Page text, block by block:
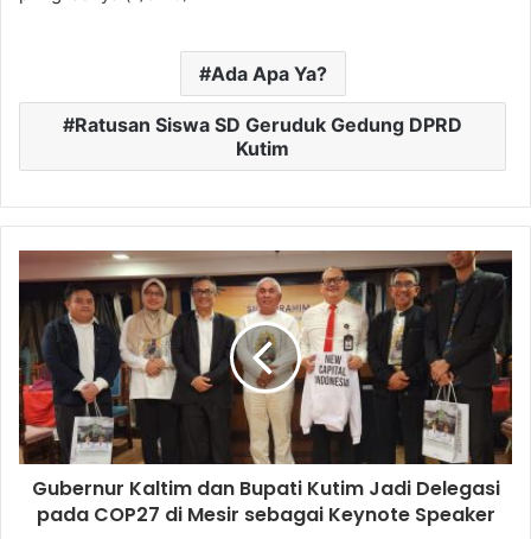
Ada Apa Ya?
Ratusan Siswa SD Geruduk Gedung DPRD
Kutim
Gubernur Kaltim dan Bupati Kutim Jadi Delegasi
pada COP27 di Mesir sebagai Keynote Speaker